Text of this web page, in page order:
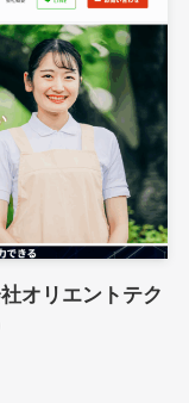
オリエントテク